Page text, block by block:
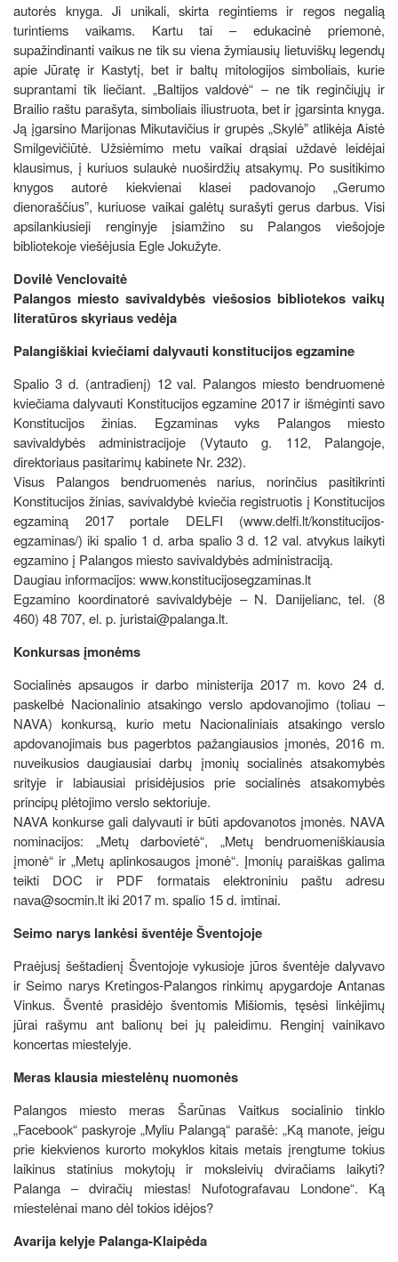
autorės knyga. Ji unikali, skirta regintiems ir regos negalią
turintiems vaikams. Kartu tai – edukacinė priemonė,
supažindinanti vaikus ne tik su viena žymiausių lietuviškų legendų
apie Jūratę ir Kastytį, bet ir baltų mitologijos simboliais, kurie
suprantami tik liečiant. „Baltijos valdovė“ – ne tik reginčiųjų ir
Brailio raštu parašyta, simboliais iliustruota, bet ir įgarsinta knyga.
Ją įgarsino Marijonas Mikutavičius ir grupės „Skylė” atlikėja Aistė
Smilgevičiūtė. Užsiėmimo metu vaikai drąsiai uždavė leidėjai
klausimus, į kuriuos sulaukė nuoširdžių atsakymų. Po susitikimo
knygos autorė kiekvienai klasei padovanojo „Gerumo
dienoraščius”, kuriuose vaikai galėtų surašyti gerus darbus. Visi
apsilankiusieji renginyje įsiamžino su Palangos viešojoje
bibliotekoje viešėjusia Egle Jokužyte.
Dovilė Venclovaitė
Palangos miesto savivaldybės viešosios bibliotekos vaikų
literatūros skyriaus vedėja
Palangiškiai kviečiami dalyvauti konstitucijos egzamine
Spalio 3 d. (antradienį) 12 val. Palangos miesto bendruomenė
kviečiama dalyvauti Konstitucijos egzamine 2017 ir išmėginti savo
Konstitucijos žinias. Egzaminas vyks Palangos miesto
savivaldybės administracijoje (Vytauto g. 112, Palangoje,
direktoriaus pasitarimų kabinete Nr. 232).
Visus Palangos bendruomenės narius, norinčius pasitikrinti
Konstitucijos žinias, savivaldybė kviečia registruotis į Konstitucijos
egzaminą 2017 portale DELFI (www.delfi.lt/konstitucijos-
egzaminas/) iki spalio 1 d. arba spalio 3 d. 12 val. atvykus laikyti
egzamino į Palangos miesto savivaldybės administraciją.
Daugiau informacijos: www.konstitucijosegzaminas.lt
Egzamino koordinatorė savivaldybėje – N. Danijelianc, tel. (8
460) 48 707, el. p. juristai@palanga.lt.
Konkursas įmonėms
Socialinės apsaugos ir darbo ministerija 2017 m. kovo 24 d.
paskelbė Nacionalinio atsakingo verslo apdovanojimo (toliau –
NAVA) konkursą, kurio metu Nacionaliniais atsakingo verslo
apdovanojimais bus pagerbtos pažangiausios įmonės, 2016 m.
nuveikusios daugiausiai darbų įmonių socialinės atsakomybės
srityje ir labiausiai prisidėjusios prie socialinės atsakomybės
principų plėtojimo verslo sektoriuje.
NAVA konkurse gali dalyvauti ir būti apdovanotos įmonės. NAVA
nominacijos: „Metų darbovietė“, „Metų bendruomeniškiausia
įmonė“ ir „Metų aplinkosaugos įmonė“. Įmonių paraiškas galima
teikti DOC ir PDF formatais elektroniniu paštu adresu
nava@socmin.lt iki 2017 m. spalio 15 d. imtinai.
Seimo narys lankėsi šventėje Šventojoje
Praėjusį šeštadienį Šventojoje vykusioje jūros šventėje dalyvavo
ir Seimo narys Kretingos-Palangos rinkimų apygardoje Antanas
Vinkus. Šventė prasidėjo šventomis Mišiomis, tęsėsi linkėjimų
jūrai rašymu ant balionų bei jų paleidimu. Renginį vainikavo
koncertas miestelyje.
Meras klausia miestelėnų nuomonės
Palangos miesto meras Šarūnas Vaitkus socialinio tinklo
„Facebook“ paskyroje „Myliu Palangą“ parašė: „Ką manote, jeigu
prie kiekvienos kurorto mokyklos kitais metais įrengtume tokius
laikinus statinius mokytojų ir moksleivių dviračiams laikyti?
Palanga – dviračių miestas! Nufotografavau Londone“. Ką
miestelėnai mano dėl tokios idėjos?
Avarija kelyje Palanga-Klaipėda